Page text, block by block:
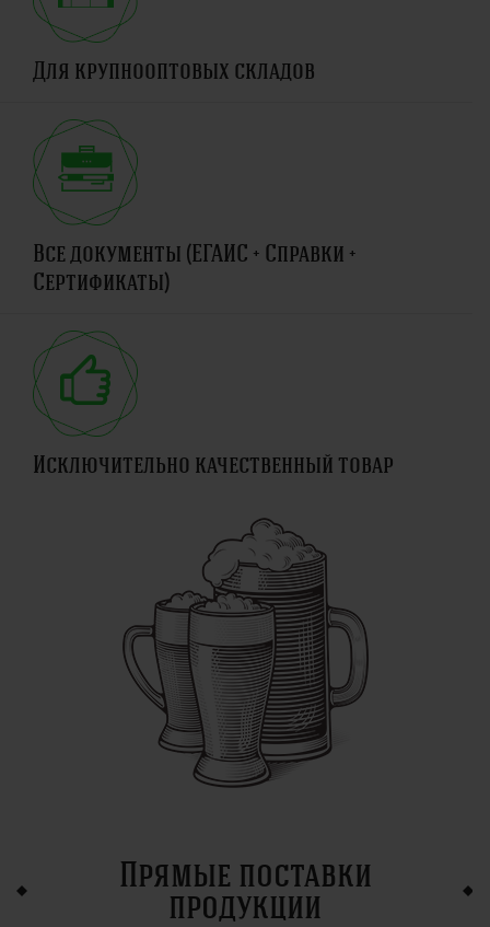
Для крупнооптовых складов
Все документы (ЕГАИС + Справки +
Сертификаты)
Исключительно качественный товар
Прямые поставки
продукции